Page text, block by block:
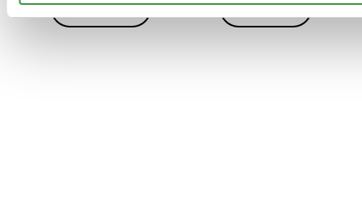
Datenschutz
Impressum